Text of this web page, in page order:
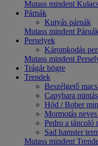
Mutass mindent
Párnák
Kutyás párnák
Mutass mindent
Perselyek
Káromkodás
Mutass mindent
Trágár bögre
Trendek
Beszélgető
Capybara
Hód / Bober
Mormotás
Pedro a táncoló
Sad hamster
Mutass mindent